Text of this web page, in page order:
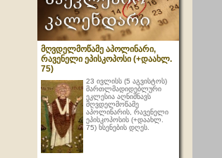
მღვდელმოწამე აპოლინარი,
რავენელი ეპისკოპოსი (+დაახლ.
75)
23 ივლისს (5 აგვისტოს)
მართლმადიდებლური
ეკლესია აღნიშნავს
მღვდელმოწამე
აპოლინარის, რავენელი
ეპისკოპოსის (+დაახლ.
75) ხსენების დღეს.